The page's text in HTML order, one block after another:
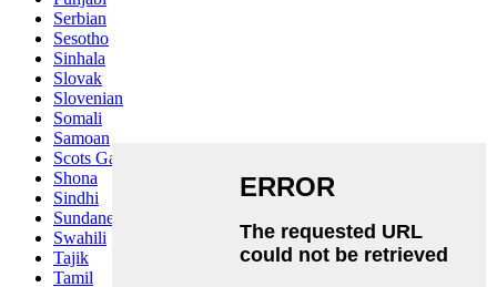
Serbian
Sesotho
Sinhala
Slovak
Slovenian
Somali
Samoan
Scots Gaelic
Shona
Sindhi
Sundanese
Swahili
Tajik
Tamil